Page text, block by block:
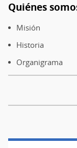
Pie
de
página
Quiénes
Misión
Historia
Organigrama